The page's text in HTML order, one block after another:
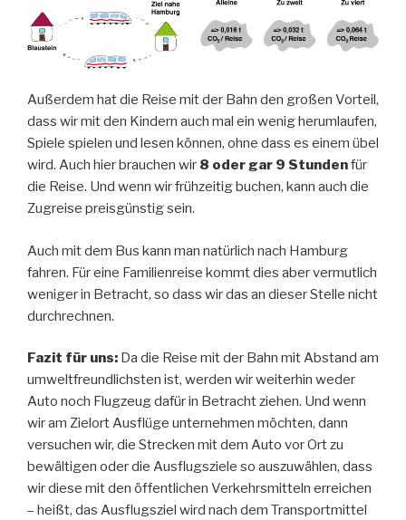
Außerdem hat die Reise mit der Bahn den großen Vorteil,
dass wir mit den Kindern auch mal ein wenig herumlaufen,
Spiele spielen und lesen können, ohne dass es einem übel
wird. Auch hier brauchen wir 8 oder gar 9 Stundenfür
die Reise. Und wenn wir frühzeitig buchen, kann auch die
Zugreise preisgünstig sein.
Auch mit dem Bus kann man natürlich nach Hamburg
fahren. Für eine Familienreise kommt dies aber vermutlich
weniger in Betracht, so dass wir das an dieser Stelle nicht
durchrechnen.
Fazit für uns: Da die Reise mit der Bahn mit Abstand am
umweltfreundlichsten ist, werden wir weiterhin weder
Auto noch Flugzeug dafür in Betracht ziehen. Und wenn
wir am Zielort Ausflüge unternehmen möchten, dann
versuchen wir, die Strecken mit dem Auto vor Ort zu
bewältigen oder die Ausflugsziele so auszuwählen, dass
wir diese mit den öffentlichen Verkehrsmitteln erreichen
– heißt, das Ausflugsziel wird nach dem Transportmittel